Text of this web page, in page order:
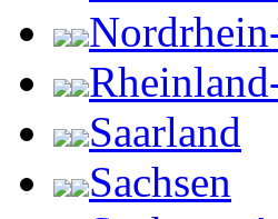
Saarland
Sachsen